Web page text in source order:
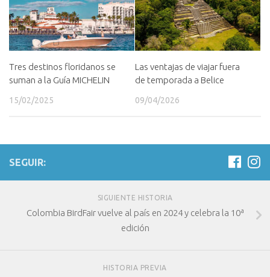
Tres destinos floridanos se
suman a la Guía MICHELIN
15/02/2025
Las ventajas de viajar fuera
de temporada a Belice
09/04/2026
SEGUIR:
SIGUIENTE HISTORIA
Colombia BirdFair vuelve al país en 2024 y celebra la 10ª
edición
HISTORIA PREVIA